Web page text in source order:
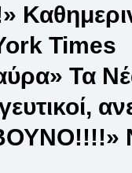
Times
Τα